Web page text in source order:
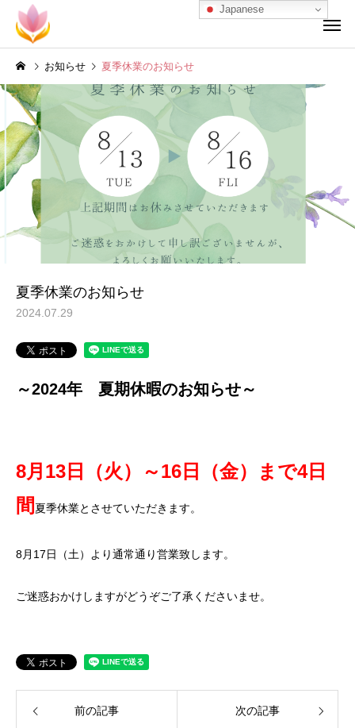
お知らせ 夏季休業のお知らせ
夏季休業のお知らせ
2024.07.29
～2024年 夏期休暇のお知らせ～
8月13 日（火）～16 日（金）まで4日
間 夏季休業とさせていただきます。
8月17日（土）より通常通り営業致します。
ご迷惑おかけしますがどうぞご了承くださいませ。
前の記事 次の記事
Japanese